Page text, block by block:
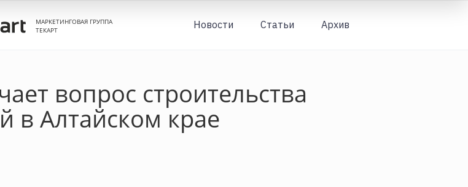
МАРКЕТИНГОВАЯ ГРУППА
ТЕКАРТ
Новости Статьи Архив
вопрос строительства
в Алтайском крае